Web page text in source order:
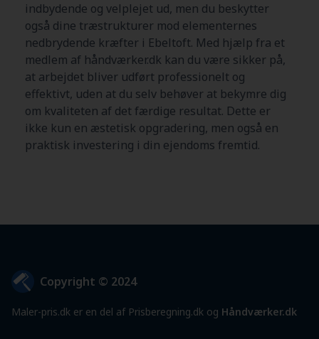
indbydende og velplejet ud, men du beskytter
også dine træstrukturer mod elementernes
nedbrydende kræfter i Ebeltoft. Med hjælp fra et
medlem af håndværker.dk kan du være sikker på,
at arbejdet bliver udført professionelt og
effektivt, uden at du selv behøver at bekymre dig
om kvaliteten af det færdige resultat. Dette er
ikke kun en æstetisk opgradering, men også en
praktisk investering i din ejendoms fremtid.
Copyright © 2024
Maler-pris.dk er en del af Prisberegning.dk og Håndværker.dk